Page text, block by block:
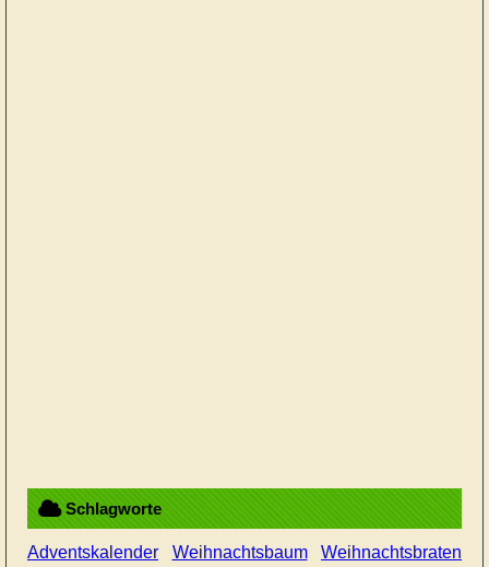
Schlagworte
Adventskalender Weihnachtsbaum
Weihnachtsbraten